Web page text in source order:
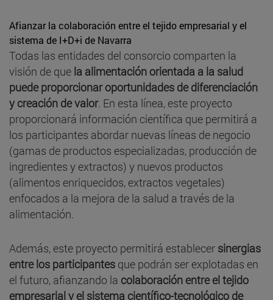
Afianzar la colaboración entre el tejido empresarial y el
sistema de I+D+i de Navarra
Todas las entidades del consorcio comparten la
visión de que la alimentación orientada a la salud
puede proporcionar oportunidades de diferenciación
y creación de valor. En esta línea, este proyecto
proporcionará información científica que permitirá a
los participantes abordar nuevas líneas de negocio
(gamas de productos especializadas, producción de
ingredientes y extractos) y nuevos productos
(alimentos enriquecidos, extractos vegetales)
enfocados a la mejora de la salud a través de la
alimentación.
Además, este proyecto permitirá establecer sinergias
entre los participantes que podrán ser explotadas en
el futuro, afianzando la colaboración entre el tejido
empresarial y el sistema científico-tecnológico de